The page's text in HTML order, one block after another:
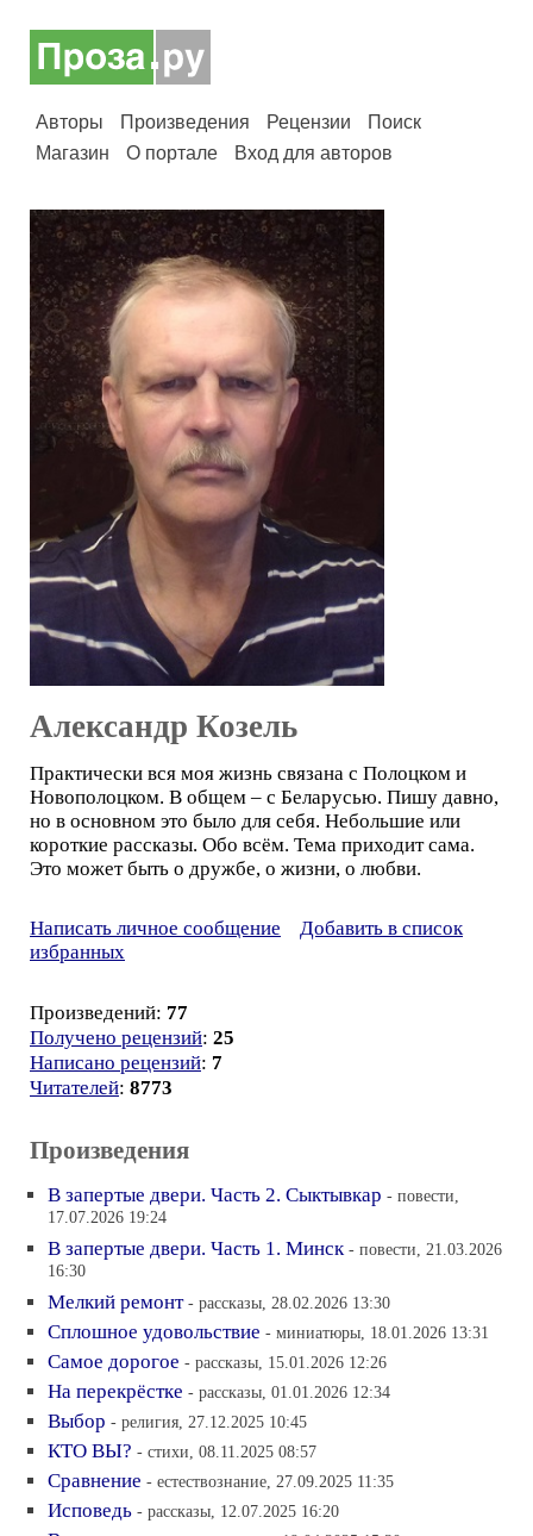
Авторы Произведения Рецензии
Поиск
Магазин
О портале Вход для авторов
Александр Козель
Практически вся моя жизнь связана с Полоцком и
Новополоцком. В общем – с Беларусью. Пишу давно,
но в основном это было для себя. Небольшие или
короткие рассказы. Обо всём. Тема приходит сама.
Это может быть о дружбе, о жизни, о любви.
Написать личное сообщение
Добавить в список
избранных
Произведений: 77
Получено рецензий: 25
Написано рецензий: 7
Читателей: 8773
Произведения
В запертые двери. Часть 2. Сыктывкар - повести,
17.07.2026 19:24
В запертые двери. Часть 1. Минск - повести, 21.03.2026
16:30
Мелкий ремонт - рассказы, 28.02.2026 13:30
Сплошное удовольствие - миниатюры, 18.01.2026 13:31
Самое дорогое - рассказы, 15.01.2026 12:26
На перекрёстке - рассказы, 01.01.2026 12:34
Выбор - религия, 27.12.2025 10:45
КТО ВЫ? - стихи, 08.11.2025 08:57
Сравнение - естествознание, 27.09.2025 11:35
Исповедь - рассказы, 12.07.2025 16:20